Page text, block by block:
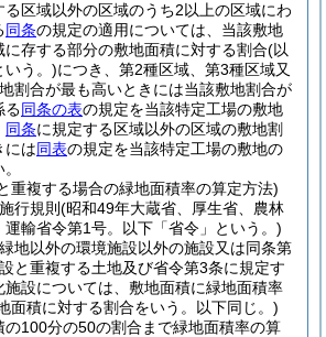
る区域以外の区域のうち2以上の区域にわ
同条の規定の適用については、当該敷地
存する部分の敷地面積に対する割合(以
いう。)につき、第2種区域、第3種区域又
割合が最も高いときには当該敷地割合が
る同条の表の規定を当該特定工場の敷地
同条に規定する区域以外の区域の敷地割
には同表の規定を当該特定工場の敷地の
重複する場合の緑地面積率の算定方法)
行規則 (昭和49年大蔵省、厚生省、農林
輸省令第1号。以下「省令」という。)
地以外の環境施設以外の施設又は同条第
と重複する土地及び省令第3条に規定す
施設については、敷地面積に緑地面積率
面積に対する割合をいう。以下同じ。)
の100分の50の割合まで緑地面積率の算